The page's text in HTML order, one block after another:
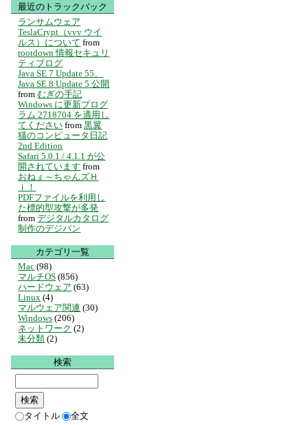
最近のトラックバック
ランサムウェア
TeslaCrypt（vvv ウイ
ルス）について from
rootdown 情報セキュリ
ティブログ
Java SE 7 Update 55、
Java SE 8 Update 5 公開
from むぎの手記
Windows に更新プログ
ラム 2718704 を適用し
てください from 黒翼
猫のコンピュータ日記
2nd Edition
Safari 5.0.1 / 4.1.1 が公
開されています from
おねぇ～ちゃんズＨ
ｉ！
PDFファイルを利用し
た標的型攻撃が多発
from デジタルカタログ
制作のデジパン
カテゴリ一覧
Mac (98)
マルチOS (856)
ハードウェア (63)
Linux (4)
マルウェア関連 (30)
Windows (206)
ネットワーク (2)
未分類 (2)
検索
タイトル 全文